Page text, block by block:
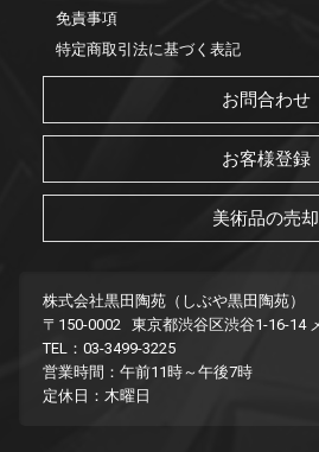
免責事項
特定商取引法に基づく表記
お問合わせ
お客様登録
美術品の売却
株式会社黒田陶苑（しぶや黒田陶苑）
〒150-0002 東京都渋谷区渋谷1-16-14
TEL：03-3499-3225
営業時間：午前11時～午後7時
定休日：木曜日